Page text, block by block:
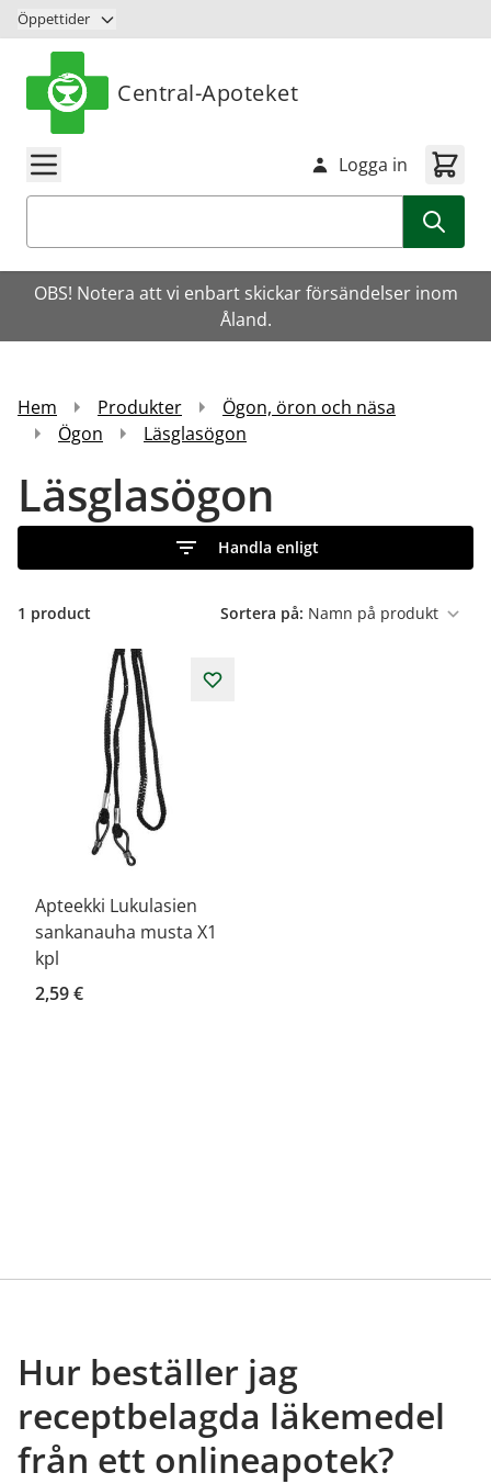
Hoppa till innehåll
Öppettider
Central-Apoteket
Logga in
OBS! Notera att vi enbart skickar försändelser inom
Åland.
Hem Produkter
Ögon, öron och näsa
Ögon
Läsglasögon
Läsglasögon
Handla enligt
1 product Sortera på:
Apteekki Lukulasien
sankanauha musta X1
kpl
2,59 €
Hur beställer jag
receptbelagda läkemedel
från ett onlineapotek?